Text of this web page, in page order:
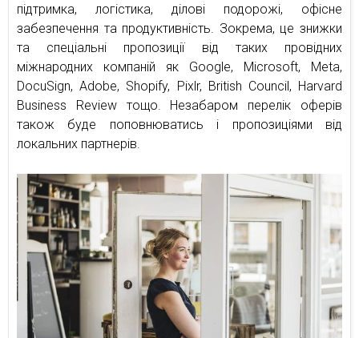
підтримка, логістика, ділові подорожі, офісне
забезпечення та продуктивність. Зокрема, це знижки
та спеціальні пропозиції від таких провідних
міжнародних компаній як Google, Microsoft, Meta,
DocuSign, Adobe, Shopify, Pixlr, British Council, Harvard
Business Review тощо. Незабаром перелік оферів
також буде поповнюватись і пропозиціями від
локальних партнерів.